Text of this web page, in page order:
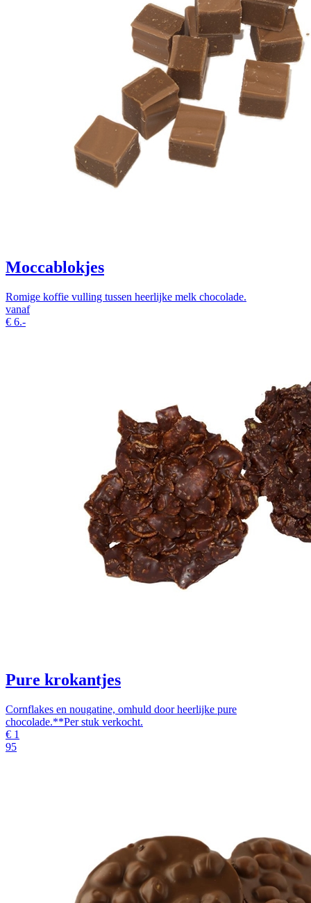
Moccablokjes
Romige koffie vulling tussen heerlijke melk chocolade.
vanaf
€ 6.-
Pure krokantjes
Cornflakes en nougatine, omhuld door heerlijke pure
chocolade.**Per stuk verkocht.
€ 1
95